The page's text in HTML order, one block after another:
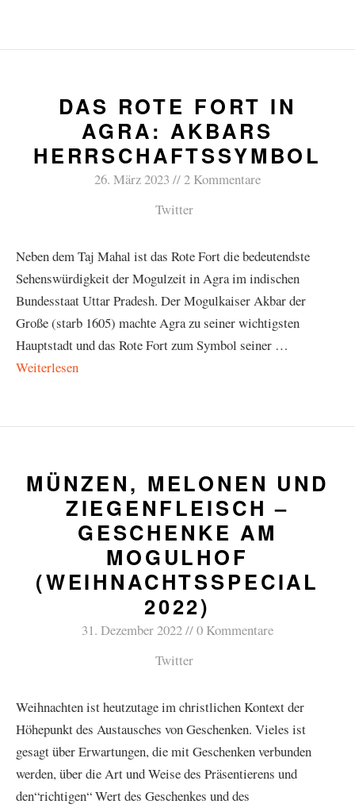
DAS ROTE FORT IN
AGRA: AKBARS
HERRSCHAFTSSYMBOL
26. März 2023
2 Kommentare
Twitter
Neben dem Taj Mahal ist das Rote Fort die bedeutendste
Sehenswürdigkeit der Mogulzeit in Agra im indischen
Bundesstaat Uttar Pradesh. Der Mogulkaiser Akbar der
Große (starb 1605) machte Agra zu seiner wichtigsten
Hauptstadt und das Rote Fort zum Symbol seiner …
Weiterlesen
MÜNZEN, MELONEN UND
ZIEGENFLEISCH –
GESCHENKE AM
MOGULHOF
(WEIHNACHTSSPECIAL
2022)
31. Dezember 2022
0 Kommentare
Twitter
Weihnachten ist heutzutage im christlichen Kontext der
Höhepunkt des Austausches von Geschenken. Vieles ist
gesagt über Erwartungen, die mit Geschenken verbunden
werden, über die Art und Weise des Präsentierens und
den“richtigen“ Wert des Geschenkes und des